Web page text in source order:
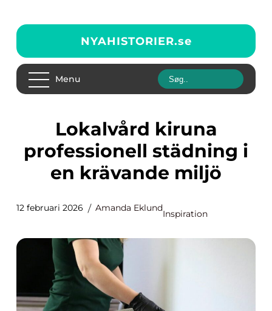
NYAHISTORIER.se
Menu
Lokalvård kiruna
professionell städning i
en krävande miljö
12 februari 2026 Amanda Eklund
Inspiration